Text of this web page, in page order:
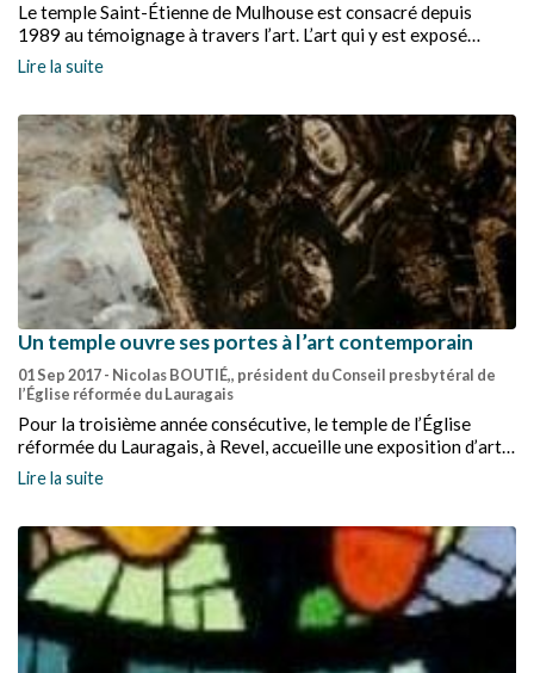
Le temple Saint-Étienne de Mulhouse est consacré depuis
1989 au témoignage à travers l’art. L’art qui y est exposé
interpelle le lieu et inversement.
Lire la suite
Un temple ouvre ses portes à l’art contemporain
01 Sep 2017- Nicolas BOUTIÉ,, président du Conseil presbytéral de
l’Église réformée du Lauragais
Pour la troisième année consécutive, le temple de l’Église
réformée du Lauragais, à Revel, accueille une exposition d’art
contemporain et devient le temps d’un week-end une galerie
d’art.
Lire la suite